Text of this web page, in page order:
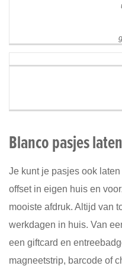
Blanco pasjes
Je kunt je pasjes ook
offset in eigen huis en
mooiste afdruk. Altijd van
werkdagen in huis. Van
een giftcard en
magneetstrip, barcode of